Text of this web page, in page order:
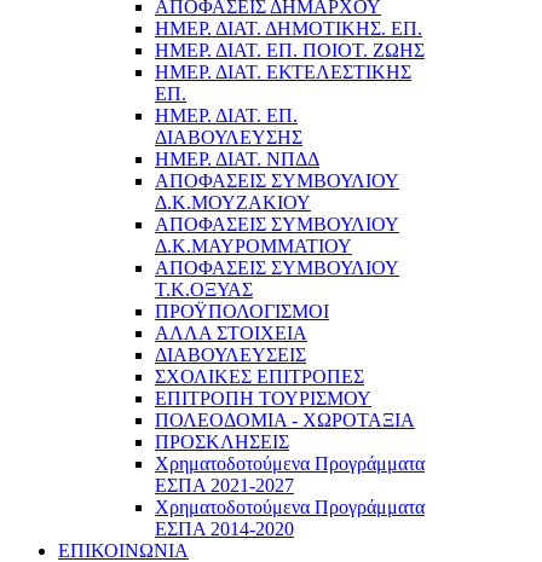
ΑΠΟΦΑΣΕΙΣ ΔΗΜΑΡΧΟΥ
ΗΜΕΡ. ΔΙΑΤ. ΔΗΜΟΤΙΚΗΣ. ΕΠ.
ΗΜΕΡ. ΔΙΑΤ. ΕΠ. ΠΟΙOΤ. ΖΩΗΣ
ΗΜΕΡ. ΔΙΑΤ. ΕΚΤΕΛΕΣΤΙΚΗΣ
ΕΠ.
ΗΜΕΡ. ΔΙΑΤ. ΕΠ.
ΔΙΑΒΟΥΛΕΥΣΗΣ
ΗΜΕΡ. ΔΙΑΤ. ΝΠΔΔ
ΑΠΟΦΑΣΕΙΣ ΣΥΜΒΟΥΛΙΟΥ
Δ.Κ.ΜΟΥΖΑΚΙΟΥ
ΑΠΟΦΑΣΕΙΣ ΣΥΜΒΟΥΛΙΟΥ
Δ.Κ.ΜΑΥΡΟΜΜΑΤΙΟΥ
ΑΠΟΦΑΣΕΙΣ ΣΥΜΒΟΥΛΙΟΥ
Τ.Κ.ΟΞΥΑΣ
ΠΡΟΫΠΟΛΟΓΙΣΜΟΙ
ΑΛΛΑ ΣΤΟΙΧΕΙΑ
ΔΙΑΒΟΥΛΕΥΣΕΙΣ
ΣΧΟΛΙΚΕΣ ΕΠΙΤΡΟΠΕΣ
ΕΠΙΤΡΟΠΗ ΤΟΥΡΙΣΜΟΥ
ΠΟΛΕΟΔΟΜΙΑ - ΧΩΡΟΤΑΞΙΑ
ΠΡΟΣΚΛΗΣΕΙΣ
Χρηματοδοτούμενα Προγράμματα
ΕΣΠΑ 2021-2027
Χρηματοδοτούμενα Προγράμματα
ΕΣΠΑ 2014-2020
ΕΠΙΚΟΙΝΩΝΙΑ